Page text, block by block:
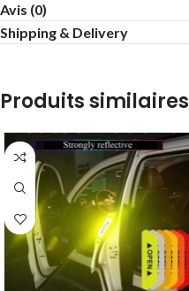
Avis (0)
Shipping & Delivery
Produits similaires